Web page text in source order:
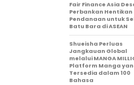
Fair Finance Asia
Perbankan Hentikan
Pendanaan untuk
Batu Bara di ASEAN
Shueisha Perluas
Jangkauan Global
melalui MANGA
Platform Manga
Tersedia dalam 100
Bahasa